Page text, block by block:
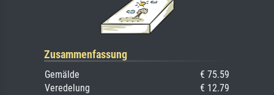
Zusammenfassung
Gemälde
€ 75.59
Veredelung
€ 12.79